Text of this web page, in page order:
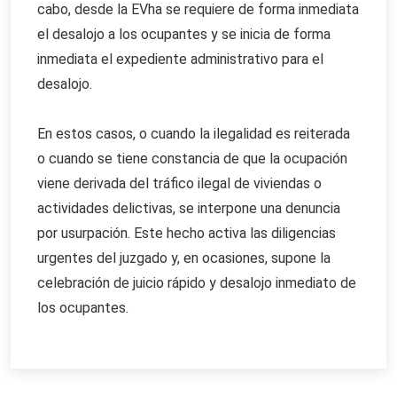
cabo, desde la EVha se requiere de forma inmediata
el desalojo a los ocupantes y se inicia de forma
inmediata el expediente administrativo para el
desalojo.
En estos casos, o cuando la ilegalidad es reiterada
o cuando se tiene constancia de que la ocupación
viene derivada del tráfico ilegal de viviendas o
actividades delictivas, se interpone una denuncia
por usurpación. Este hecho activa las diligencias
urgentes del juzgado y, en ocasiones, supone la
celebración de juicio rápido y desalojo inmediato de
los ocupantes.